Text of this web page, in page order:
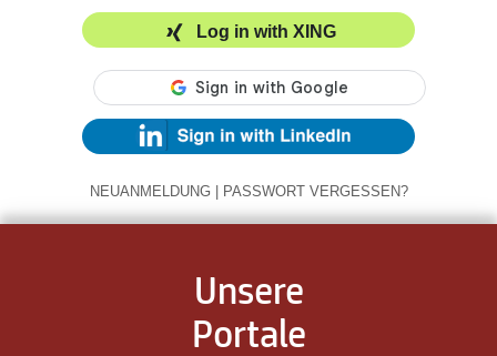
Log in with XING
NEUANMELDUNG | PASSWORT VERGESSEN?
Unsere
Portale